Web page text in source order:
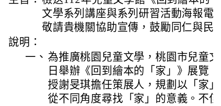
文學系列講座與系列研習活動海報電
敬請貴機關協助宣傳，鼓勵同仁與民
說明：
一、 為推廣桃園兒童文學，桃園市兒童
日舉辦《回到繪本的「家」》展覽
授謝旻琪擔任策展人，規劃以「家
從不同角度尋找「家」的意義。不